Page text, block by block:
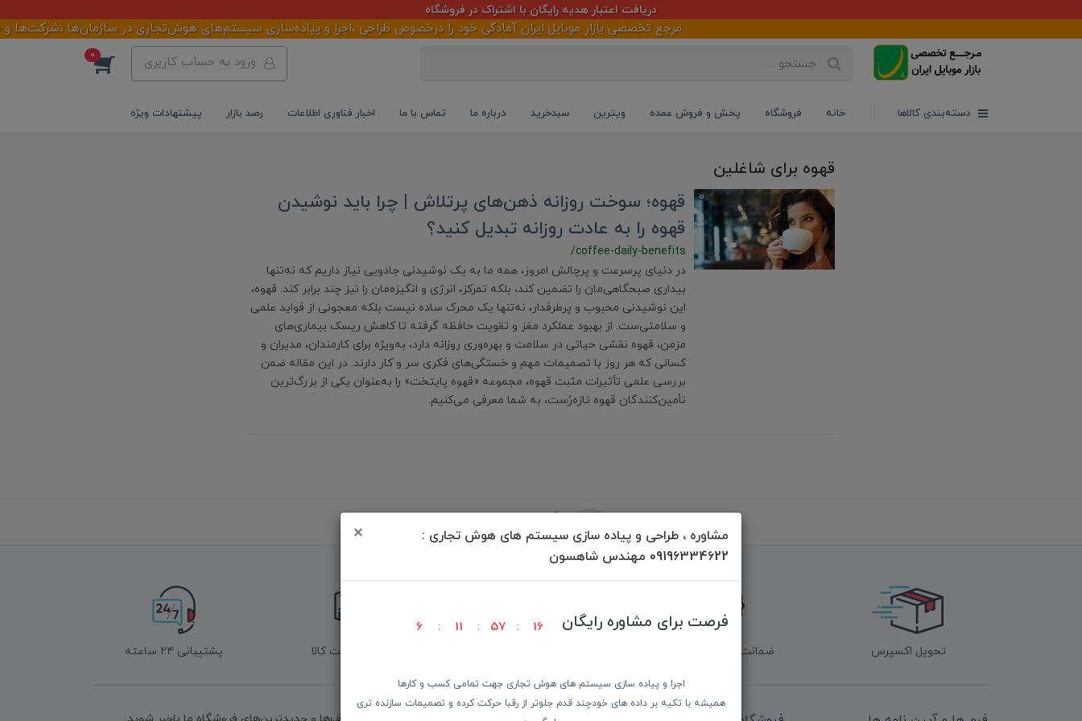
مشاوره ، طراحی و پیاده سازی سیستم های هوش تجاری :
09196334622 مهندس شاهسون
×
فرصت برای مشاوره رایگان 6 11 57 16
اجرا و پیاده سازی سیستم های هوش تجاری جهت تمامی کسب و کارها
همیشه با تکیه بر داده های خودچند قدم جلوتر از رقبا حرکت کرده و تصمیمات سازنده تری
دریافت اعتبار هدیه رایگان با اشتراک در فروشگاه
مرجع تخصصی بازار موبایل ایران آمادگی خود را درخصوص طراحی ،اجرا و پیاده‌سازی سیستم‌های هوش‌تجاری در سازمان‌ها ،شرکت‌ها و
ورود به حساب کاربری 0
دسته‌بندی کالاها خانه فروشگاه پخش و فروش عمده ویترین سبدخرید درباره ما تماس با ما اخبار فناوری اطلاعات رصد بازار پیشنهادات ویژه
قهوه برای شاغلین
قهوه؛ سوخت روزانه ذهن‌های پرتلاش | چرا باید نوشیدن
قهوه را به عادت روزانه تبدیل کنید؟
/coffee-daily-benefits
در دنیای پرسرعت و پرچالش امروز، همه ما به یک نوشیدنی جادویی نیاز داریم که نه‌تنها
بیداری صبحگاهی‌مان را تضمین کند، بلکه تمرکز، انرژی و انگیزه‌مان را نیز چند برابر کند. قهوه،
این نوشیدنی محبوب و پرطرفدار، نه‌تنها یک محرک ساده نیست بلکه معجونی از فواید علمی
و سلامتی‌ست. از بهبود عملکرد مغز و تقویت حافظه گرفته تا کاهش ریسک بیماری‌های
مزمن، قهوه نقشی حیاتی در سلامت و بهره‌وری روزانه دارد، به‌ویژه برای کارمندان، مدیران و
کسانی که هر روز با تصمیمات مهم و خستگی‌های فکری سر و کار دارند. در این مقاله ضمن
بررسی علمی تأثیرات مثبت قهوه، مجموعه «قهوه پایتخت» را به‌عنوان یکی از بزرگ‌ترین
تأمین‌کنندگان قهوه تازه‌رُست، به شما معرفی می‌کنیم.
برگشت به بالا
تحویل اکسپرس ضمانت اصل‌بودن کالا ضمانت بازگشت کالا پشتیبانی ۲۴ ساعته